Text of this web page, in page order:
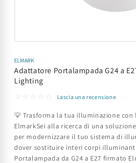
multimediali
1
in
finestra
ELMARK
Adattatore Portalampada G24 a
Lighting
☆☆☆☆☆
Lascia una recensione
💡 Trasforma la tua illuminazione
ElmarkSei alla ricerca di una
per modernizzare il tuo sistema di
dover sostituire interi corpi
Portalampada da G24 a E27 firmato